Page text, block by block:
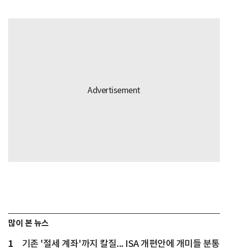
많이 본 뉴스
1 기존 '절세 계좌'까지 칼질... ISA 개편안에 개미들 분통